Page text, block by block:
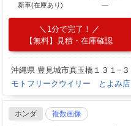
新車(在庫あり)
―
1分で完了！
【無料】見積・在庫確認
沖縄県 豊見城市真玉橋１３１−３
モトフリークウイリー とよみ店
ホンダ 複数画像